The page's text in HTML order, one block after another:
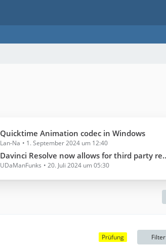
Quicktime Animation codec in Windows
Lan-Na 1. September 2024 um 12:40
Davinci Resolve now allows for third party render
UDaManFunks 20. Juli 2024 um 05:30
Prüfung Filter